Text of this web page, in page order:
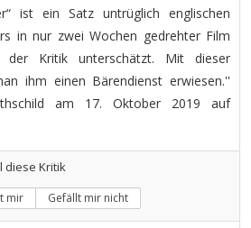
ist ein Satz untrüglich englischen
in nur zwei Wochen gedrehter Film
Kritik unterschätzt. Mit dieser
ihm einen Bärendienst erwiesen.''
am 17. Oktober 2019 auf
diese Kritik
mir Gefällt mir nicht